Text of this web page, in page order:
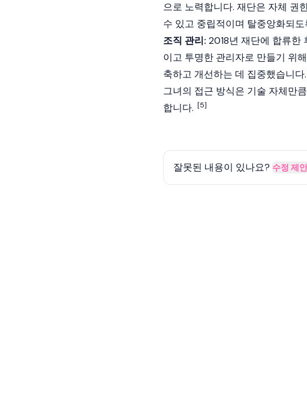
으로 노력합니다. 재단은 자체 권
수 있고 중립적이며 탈중앙화되
조직 관리: 2018년 재단에 합류한
이고 투명한 관리자로 만들기 위
축하고 개선하는 데 집중했습니다.
그녀의 접근 방식은 기술 자체만
합니다. [5]
잘못된 내용이 있나요? 수정 제